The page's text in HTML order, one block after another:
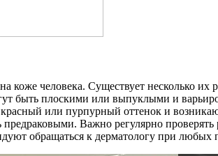
человека. Существует несколько их
быть плоскими или выпуклыми и
или пурпурный оттенок и
Важно регулярно
обращаться к дерматологу при любых